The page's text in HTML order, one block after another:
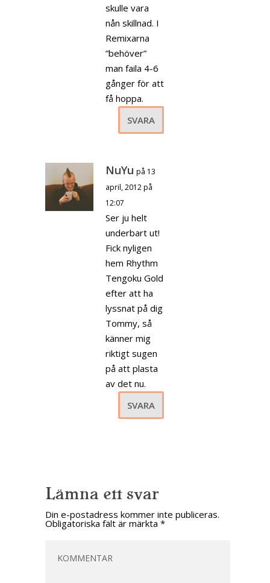
skulle vara
nån skillnad. I
Remixarna
”behöver”
man faila 4-6
gånger för att
få hoppa.
SVARA
NuYu på 13
april, 2012 på
12:07
Ser ju helt
underbart ut!
Fick nyligen
hem Rhythm
Tengoku Gold
efter att ha
lyssnat på dig
Tommy, så
känner mig
riktigt sugen
på att plasta
av det nu.
SVARA
Lämna ett svar
Din e-postadress kommer inte publiceras.
Obligatoriska fält är märkta *